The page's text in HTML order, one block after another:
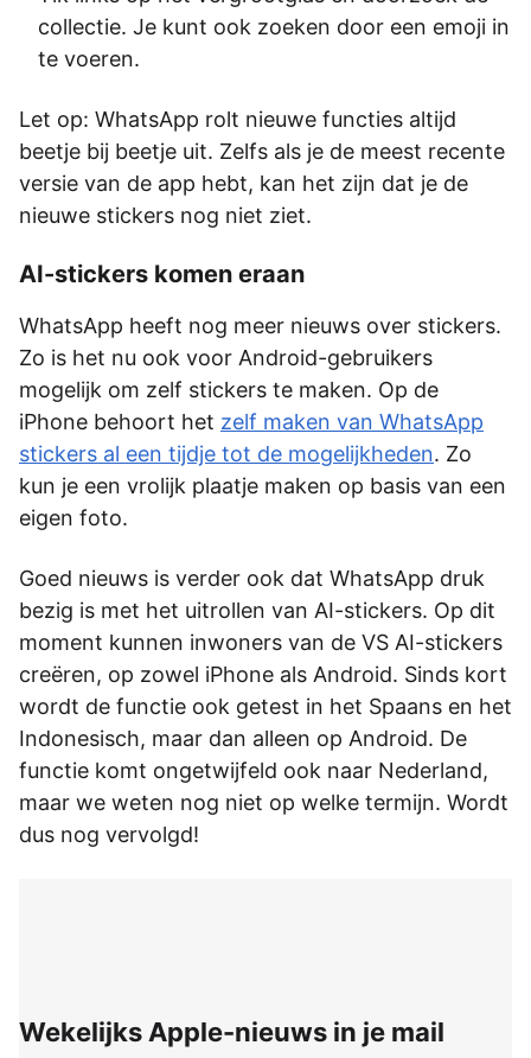
collectie. Je kunt ook zoeken door een emoji in
te voeren.
Let op: WhatsApp rolt nieuwe functies altijd
beetje bij beetje uit. Zelfs als je de meest recente
versie van de app hebt, kan het zijn dat je de
nieuwe stickers nog niet ziet.
AI-stickers komen eraan
WhatsApp heeft nog meer nieuws over stickers.
Zo is het nu ook voor Android-gebruikers
mogelijk om zelf stickers te maken. Op de
iPhone behoort het zelf maken van WhatsApp
stickers al een tijdje tot de mogelijkheden. Zo
kun je een vrolijk plaatje maken op basis van een
eigen foto.
Goed nieuws is verder ook dat WhatsApp druk
bezig is met het uitrollen van AI-stickers. Op dit
moment kunnen inwoners van de VS AI-stickers
creëren, op zowel iPhone als Android. Sinds kort
wordt de functie ook getest in het Spaans en het
Indonesisch, maar dan alleen op Android. De
functie komt ongetwijfeld ook naar Nederland,
maar we weten nog niet op welke termijn. Wordt
dus nog vervolgd!
Wekelijks Apple-nieuws in je mail